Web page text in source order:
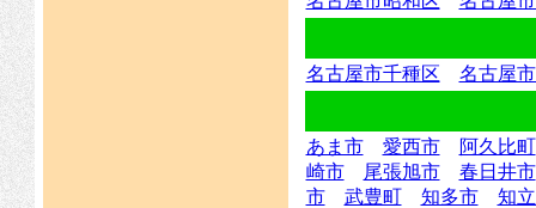
名古屋市千種区 名古屋
あま市 愛西市
阿久比町
崎市
尾張旭市
春日井市
市
武豊町 知多市
知